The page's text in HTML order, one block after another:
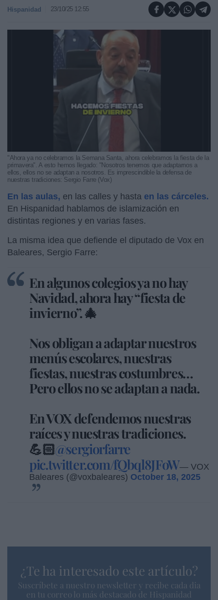
Hispanidad 23/10/25 12:55
"Ahora ya no celebramos la Semana Santa, ahora celebramos la fiesta de la
primavera". A esto hemos llegado: "Nosotros tenemos que adaptarnos a
ellos, ellos no se adaptan a nosotros. Es imprescindible la defensa de
nuestras tradiciones: Sergio Farre (Vox)
En las aulas, en las calles y hasta en las cárceles.
En Hispanidad hablamos de islamización en
distintas regiones y en varias fases.
La misma idea que defiende el diputado de Vox en
Baleares, Sergio Farre:
En algunos colegios ya no hay
Navidad, ahora hay “fiesta de
invierno”. 🎄
Nos obligan a adaptar nuestros
menús escolares, nuestras
fiestas, nuestras costumbres…
Pero ellos no se adaptan a nada.
En VOX defendemos nuestras
raíces y nuestras tradiciones.
💪🏻@sergiorfarre
pic.twitter.com/fQbql8JFoW— VOX
Baleares (@voxbaleares) October 18, 2025
¿Te ha interesado este artículo?
Suscríbete a nuestro newsletter y recibe cada dia
en tu correo lo más destacado de Hispanidad